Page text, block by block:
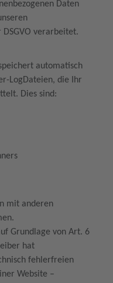
Daten
verarbeitet.
automatisch
LogDateien, die Ihr
Dies sind:
mit anderen
Grundlage von Art. 6
hat
fehlerfreien
Website –